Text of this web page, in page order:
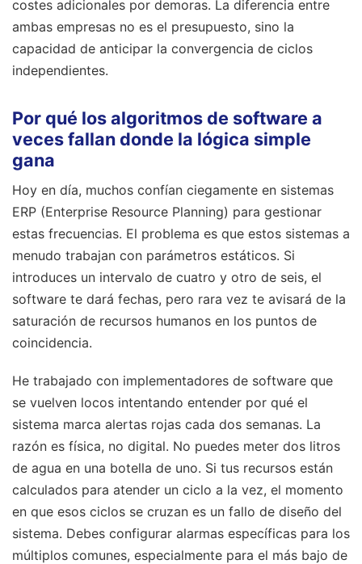
costes adicionales por demoras. La diferencia entre
ambas empresas no es el presupuesto, sino la
capacidad de anticipar la convergencia de ciclos
independientes.
Por qué los algoritmos de software a
veces fallan donde la lógica simple
gana
Hoy en día, muchos confían ciegamente en sistemas
ERP (Enterprise Resource Planning) para gestionar
estas frecuencias. El problema es que estos sistemas a
menudo trabajan con parámetros estáticos. Si
introduces un intervalo de cuatro y otro de seis, el
software te dará fechas, pero rara vez te avisará de la
saturación de recursos humanos en los puntos de
coincidencia.
He trabajado con implementadores de software que
se vuelven locos intentando entender por qué el
sistema marca alertas rojas cada dos semanas. La
razón es física, no digital. No puedes meter dos litros
de agua en una botella de uno. Si tus recursos están
calculados para atender un ciclo a la vez, el momento
en que esos ciclos se cruzan es un fallo de diseño del
sistema. Debes configurar alarmas específicas para los
múltiplos comunes, especialmente para el más bajo de